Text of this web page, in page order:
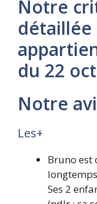
Notre
détaillée
du 22
Notre
Les+
Bruno
Ses 2